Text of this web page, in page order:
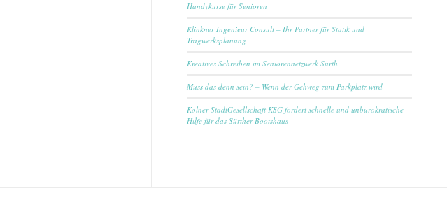
n
Handykurse für Senioren
Klinkner Ingenieur Consult – Ihr Partner für Statik und
Tragwerksplanung
Kreatives Schreiben im Seniorennetzwerk Sürth
Muss das denn sein? – Wenn der Gehweg zum Parkplatz wird
Kölner StadtGesellschaft KSG fordert schnelle und unbürokratische
Hilfe für das Sürther Bootshaus